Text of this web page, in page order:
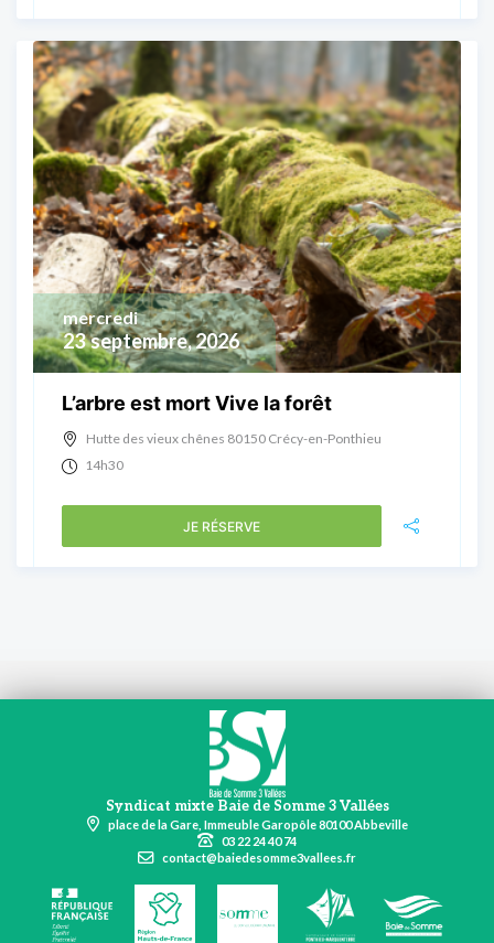
23 septembre, 2026
mercredi
L’arbre est mort Vive la forêt
Hutte des vieux chênes 80150 Crécy-en-Ponthieu
14h30
JE RÉSERVE
Syndicat mixte Baie de Somme 3 Vallées
place de la Gare, Immeuble Garopôle 80100 Abbeville
03 22 24 40 74
contact@baiedesomme3vallees.fr